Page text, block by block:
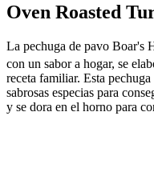
Oven Roasted
La pechuga de pavo Boar's
con un sabor a hogar, se
receta familiar. Esta
sabrosas especias para
y se dora en el horno para